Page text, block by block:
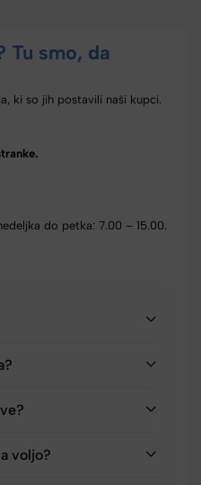
Tu smo, da
ki so jih postavili naši kupci.
do petka: 7.00 – 15.00.
voljo?